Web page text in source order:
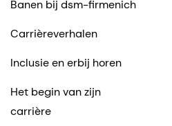
Banen bij dsm-firmenich
Carrièreverhalen
Inclusie en erbij horen
Het begin van zijn
carrière